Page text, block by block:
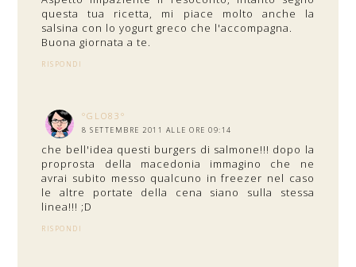
questa tua ricetta, mi piace molto anche la
salsina con lo yogurt greco che l'accompagna.
Buona giornata a te.
RISPONDI
°GLO83°
8 SETTEMBRE 2011 ALLE ORE 09:14
che bell'idea questi burgers di salmone!!! dopo la
proprosta della macedonia immagino che ne
avrai subito messo qualcuno in freezer nel caso
le altre portate della cena siano sulla stessa
linea!!! ;D
RISPONDI